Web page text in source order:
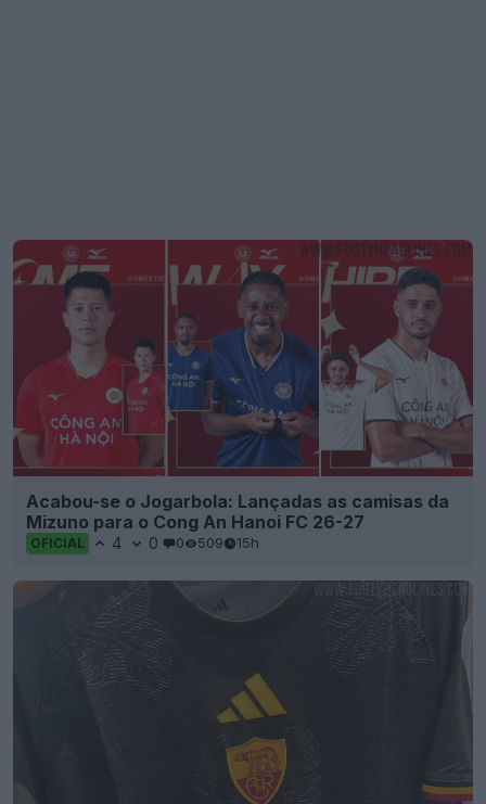
Acabou-se o Jogarbola: Lançadas as camisas da
Mizuno para o Cong An Hanoi FC 26-27
OFICIAL 4 0 0 509 15h